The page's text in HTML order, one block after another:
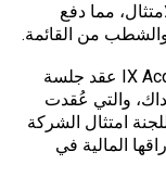
مما دفع
والشطب من القائمة.
وردًا على ذلك، طلبت شركة IX Acquisition Corp عقد جلسة
والتي عُقدت
اللجنة امتثال الشركة
المالية في